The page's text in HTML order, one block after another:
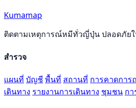
Kumamap
ติดตามเหตุการณ์หมีทั่วญี่ปุ่น ปลอดภัยใ
สำรวจ
แผนที่ บัญชี พื้นที่ สถานที่ การคาดกา
เดินทาง รายงานการเดินทาง ชุมชน กา